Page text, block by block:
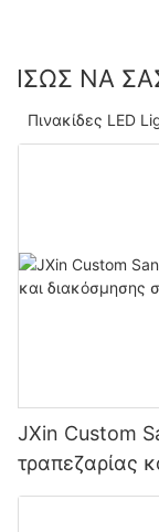
ΊΣΩΣ ΝΑ
Πινακίδες LED
JXin Custom
τραπεζαρίας